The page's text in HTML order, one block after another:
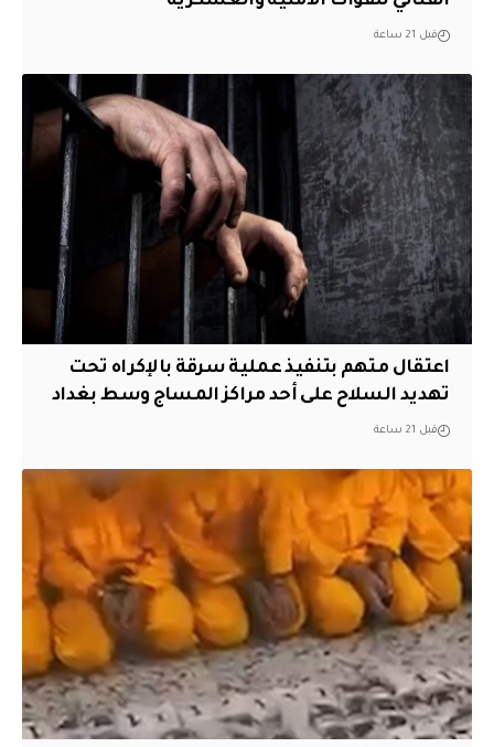
قبل 21 ساعة
اعتقال متهم بتنفيذ عملية سرقة بالإكراه تحت
تهديد السلاح على أحد مراكز المساج وسط بغداد
قبل 21 ساعة